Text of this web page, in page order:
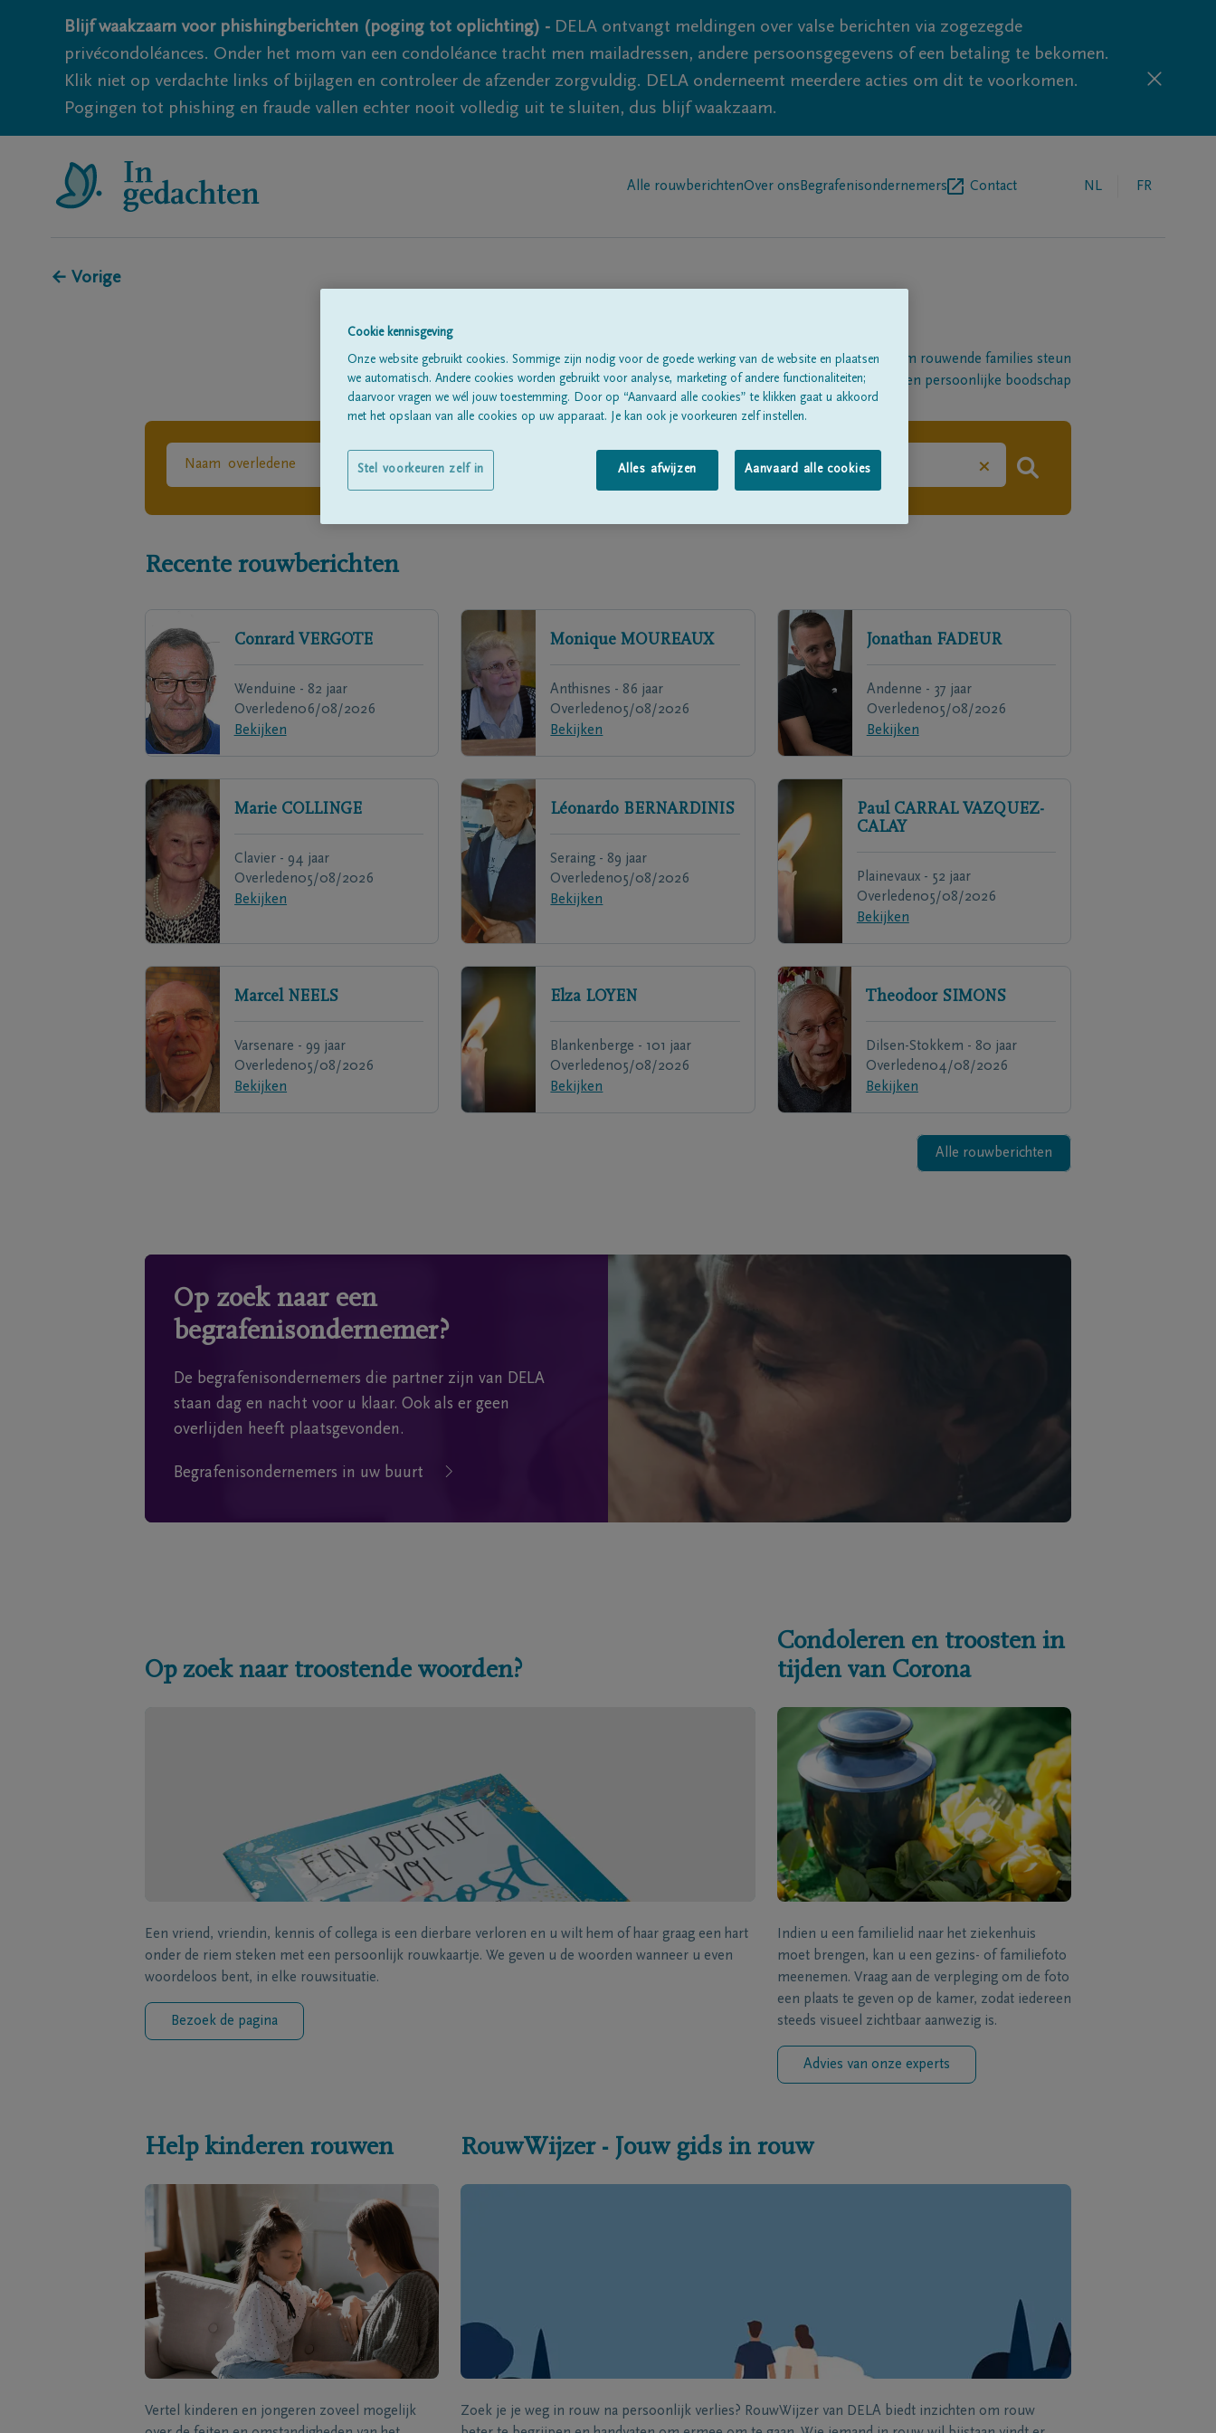
Blijf waakzaam voor phishingberichten (poging tot oplichting) - DELA ontvangt meldingen over valse berichten via zogezegde
privécondoléances. Onder het mom van een condoléance tracht men mailadressen, andere persoonsgegevens of een betaling te bekomen.
Klik niet op verdachte links of bijlagen en controleer de afzender zorgvuldig. DELA onderneemt meerdere acties om dit te voorkomen.
Pogingen tot phishing en fraude vallen echter nooit volledig uit te sluiten, dus blijf waakzaam.
Alle rouwberichtenOver ons Begrafenisondernemers Contact NL FR
← Vorige
Een platform om rouwende families steun
te betuigen met een persoonlijke boodschap
×
Recente rouwberichten
Conrard VERGOTE
Wenduine - 82 jaar
Overleden06/08/2026
Bekijken
Monique MOUREAUX
Anthisnes - 86 jaar
Overleden05/08/2026
Bekijken
Jonathan FADEUR
Andenne - 37 jaar
Overleden05/08/2026
Bekijken
Marie COLLINGE
Clavier - 94 jaar
Overleden05/08/2026
Bekijken
Léonardo BERNARDINIS
Seraing - 89 jaar
Overleden05/08/2026
Bekijken
Paul CARRAL VAZQUEZ-
CALAY
Plainevaux - 52 jaar
Overleden05/08/2026
Bekijken
Marcel NEELS
Varsenare - 99 jaar
Overleden05/08/2026
Bekijken
Elza LOYEN
Blankenberge - 101 jaar
Overleden05/08/2026
Bekijken
Theodoor SIMONS
Dilsen-Stokkem - 80 jaar
Overleden04/08/2026
Bekijken
Alle rouwberichten
Op zoek naar een
begrafenisondernemer?
De begrafenisondernemers die partner zijn van DELA
staan dag en nacht voor u klaar. Ook als er geen
overlijden heeft plaatsgevonden.
Begrafenisondernemers in uw buurt
Op zoek naar troostende woorden?
Een vriend, vriendin, kennis of collega is een dierbare verloren en u wilt hem of haar graag een hart
onder de riem steken met een persoonlijk rouwkaartje. We geven u de woorden wanneer u even
woordeloos bent, in elke rouwsituatie.
Bezoek de pagina
Condoleren en troosten in
tijden van Corona
Indien u een familielid naar het ziekenhuis
moet brengen, kan u een gezins- of familiefoto
meenemen. Vraag aan de verpleging om de foto
een plaats te geven op de kamer, zodat iedereen
steeds visueel zichtbaar aanwezig is.
Advies van onze experts
Help kinderen rouwen
Vertel kinderen en jongeren zoveel mogelijk
RouwWijzer - Jouw gids in rouw
Zoek je je weg in rouw na persoonlijk verlies? RouwWijzer van DELA biedt inzichten om rouw
Cookie kennisgeving
Onze website gebruikt cookies. Sommige zijn nodig voor de goede werking van de website en plaatsen
we automatisch. Andere cookies worden gebruikt voor analyse, marketing of andere functionaliteiten;
daarvoor vragen we wél jouw toestemming. Door op “Aanvaard alle cookies” te klikken gaat u akkoord
met het opslaan van alle cookies op uw apparaat. Je kan ook je voorkeuren zelf instellen.
Alles afwijzen Aanvaard alle cookies
Stel voorkeuren zelf in